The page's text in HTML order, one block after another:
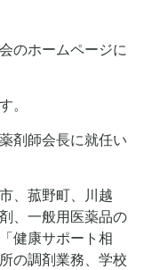
のホームページに
。
剤師会長に就任い
、菰野町、川越
、一般用医薬品の
健康サポート相
の調剤業務、学校